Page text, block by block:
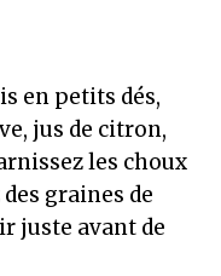
en petits dés,
jus de citron,
les choux
graines de
juste avant de